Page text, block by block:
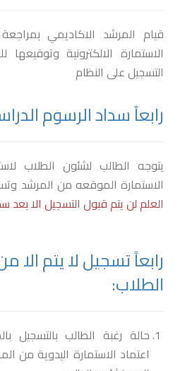
قيام المرشد الاكاديمي
الاستمارة الالكترونية
التسجيل على النظام
رابعاً سداد الرسوم
يتوجه الطالب لشئون الطلاب
الاستمارة الموقعه من المرشد
العلم لن يتم قبول التسجيل الا بعد
رابعاً تسجيل لا يتم
الطلاب:
حالة رغبة الطالب بالتسجيل
اعتماد الاستمارة اليدوية من